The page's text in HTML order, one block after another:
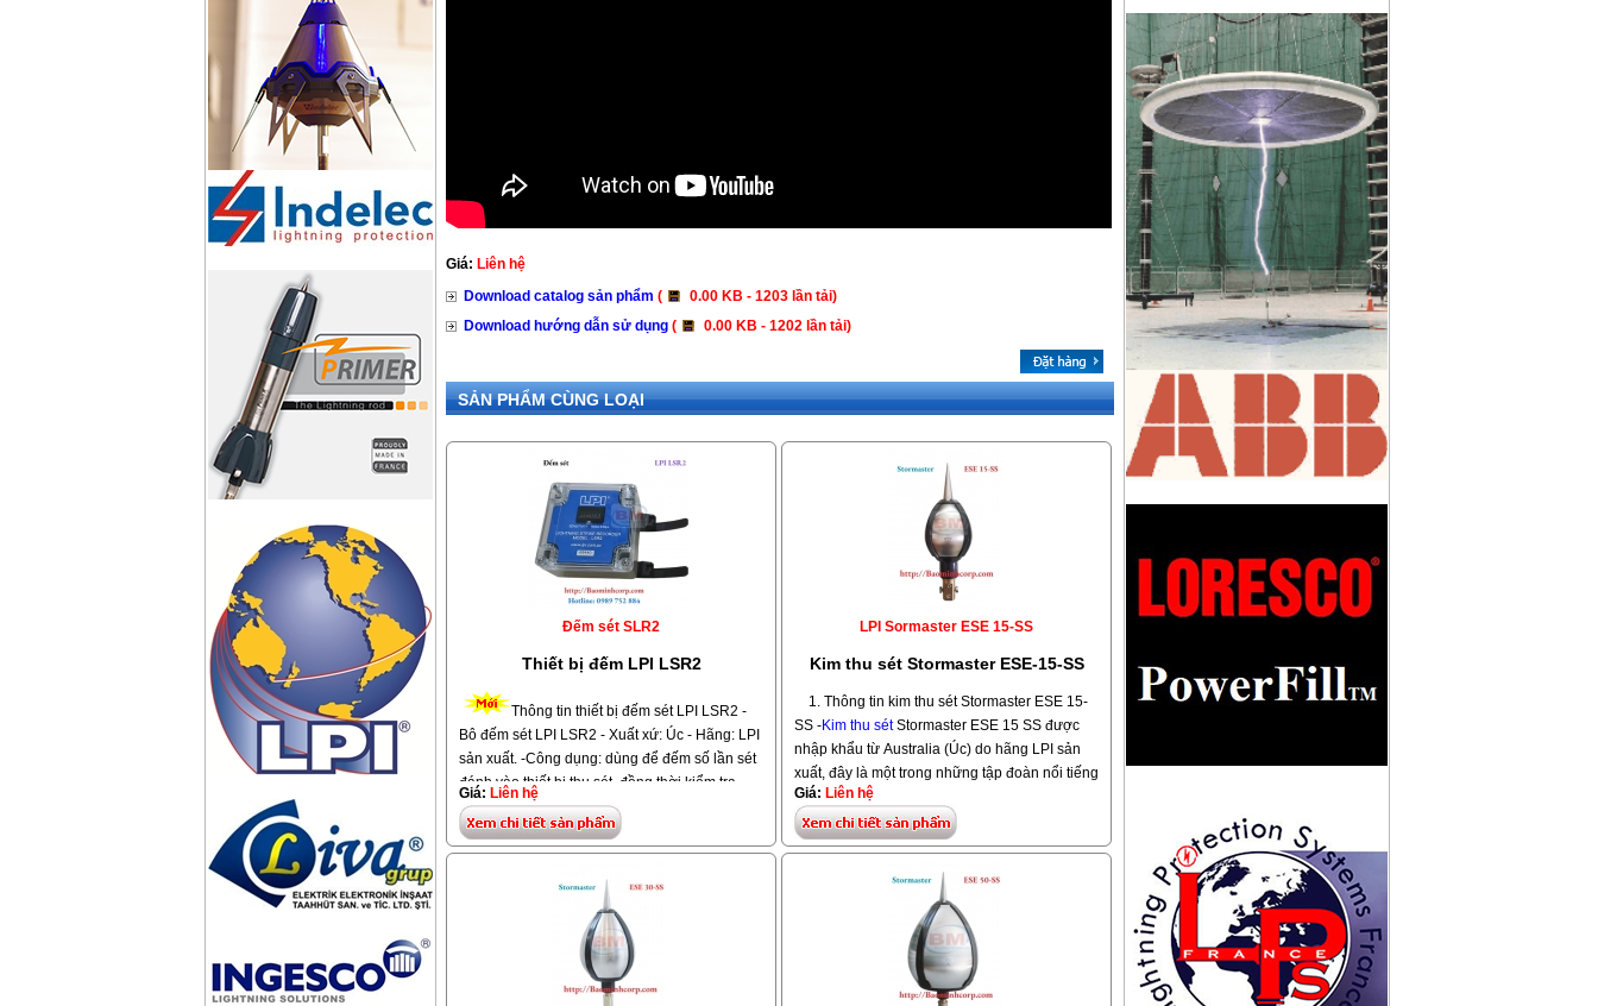
Giá: Liên hệ
Download catalog sản phẩm (
0.00 KB - 1203 lần tải)
Download hướng dẫn sử dụng ( 0.00 KB - 1202 lần tải)
SẢN PHẨM CÙNG LOẠI
Đếm sét SLR2
Thiết bị đếm LPI LSR2
Thông tin thiết bị đếm sét LPI LSR2 -
Bô đếm sét LPI LSR2 - Xuất xứ: Úc - Hãng: LPI
sản xuất. -Công dụng: dùng để đếm số lần sét
đánh vào thiết bị thu sét, đồng thời kiểm tra
thiết bị thu sét bạn có còn hoạt động hay
không. -Thiết bị đếm sét LSR2
lần sét đánh vào thiết bị thu sét một cách chính
xác và có thể đếm số lần sét đánh lên tới 9999
lần. Bộ đếm sét này thường nhà thiết kế dùng
lắp đặt cho hệ thống chống sét cùng hãng kim
thu sét Stormaster hay các hãng khác đều
được. -Hàng chính hãng có đầy đủ CO, CQ và
thời gian bảo hành 12 tháng.
Giá: Liên hệ
LPI Sormaster ESE 15-SS
Kim thu sét Stormaster ESE-15-SS
1. Thông tin kim thu sét Stormaster ESE 15-
SS -Kim thu sétStormaster ESE 15 SS được
nhập khẩu từ Australia (Úc) do hãng LPI sản
xuất, đây là một trong những tập đoàn nổi tiếng
nhất trên thế giới về hệ thống chống sét
-Mỗi dòngkim thu sétStormaster ESE 15SS
3 các cấp độ bán kính bảo vệ khác nhau bán
kính bảo vệ: Cấp I: 32 Mét, Cấp II: 45 Mét, Cấp
III: 51 Mét, càng xa bán kính bảo vệ thì khả
năng bảo vệ các công trình chống sét của bạn
Các Model - Bán kính bảo vệ kim thu sét
Giá: Liên hệ
KIM THU SÉT CIRPROTEC NIMBUS 15
KẸP SIẾT CÁP HÌNH CHỮ U
THIẾT BỊ ĐẾM SÉT CIPROTEC CDI-250
KHỚP NỐI CÁCH ĐIỆN LPI
IL/CUOPLING
TRỤ ĐỠ KIM THU SÉT